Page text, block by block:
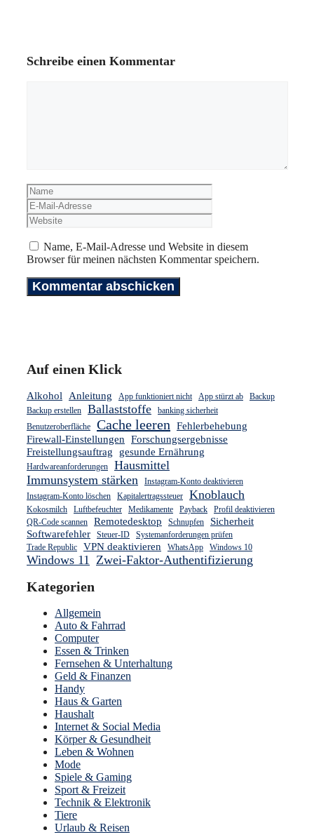
Schreibe einen Kommentar
Name
Mail-
Adresse
Name, E-Mail-Adresse und Website in diesem
Browser für meinen nächsten Kommentar speichern.
Auf einen Klick
Alkohol Anleitung App funktioniert nicht App stürzt ab
Backup
Backup erstellen
Ballaststoffe
banking sicherheit
Benutzeroberfläche
Cache leeren Fehlerbehebung
Firewall-Einstellungen Forschungsergebnisse
Freistellungsauftrag
gesunde Ernährung
Hardwareanforderungen
Hausmittel
Immunsystem stärken
Instagram-Konto deaktivieren
Instagram-Konto löschen
Kapitalertragssteuer Knoblauch
Kokosmilch Luftbefeuchter Medikamente Payback
Profil deaktivieren
QR-Code scannen
Remotedesktop Schnupfen
Sicherheit
Softwarefehler
Steuer-ID
Systemanforderungen prüfen
Trade Republic
VPN deaktivieren WhatsApp Windows 10
Windows 11 Zwei-Faktor-Authentifizierung
Kategorien
Allgemein
Auto & Fahrrad
Computer
Essen & Trinken
Fernsehen & Unterhaltung
Geld & Finanzen
Handy
Haus & Garten
Haushalt
Internet & Social Media
Körper & Gesundheit
Leben & Wohnen
Mode
Spiele & Gaming
Sport & Freizeit
Technik & Elektronik
Tiere
Urlaub & Reisen